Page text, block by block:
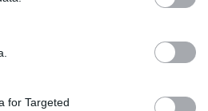
for Targeted
Mismo destino